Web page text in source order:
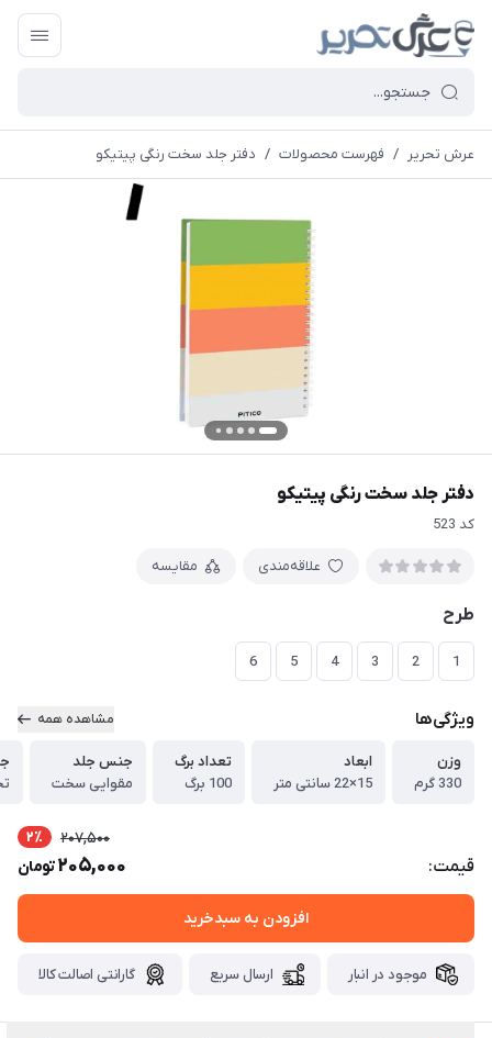
عرش تحریر / فهرست محصولات / دفتر جلد سخت رنگی پیتیکو
دفتر جلد سخت رنگی پیتیکو
کد 523
علاقه‌مندی مقایسه
طرح
1
2
3
4
5
6
ویژگی‌ها مشاهده همه
وزن
330 گرم
ابعاد
15×22 سانتی متر
تعداد برگ
100 برگ
جنس جلد
مقوایی سخت
قیمت:
207,500 2٪
205,000تومان
افزودن به سبدخرید
موجود در انبار ارسال سریع گارانتی اصالت کالا